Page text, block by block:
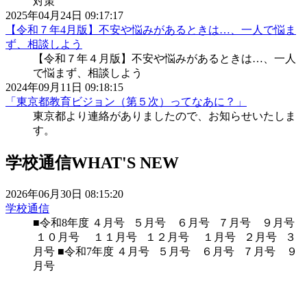
2025年04月24日 09:17:17
【令和７年4月版】不安や悩みがあるときは…、一人で悩ま
ず、相談しよう
【令和７年４月版】不安や悩みがあるときは…、一人
で悩まず、相談しよう
2024年09月11日 09:18:15
「東京都教育ビジョン（第５次）ってなあに？」
東京都より連絡がありましたので、お知らせいたしま
す。
学校通信WHAT'S NEW
2026年06月30日 08:15:20
学校通信
■令和8年度 ４月号 ５月号 ６月号 ７月号 ９月号
１０月号 １１月号 １２月号 １月号 ２月号 ３
月号 ■令和7年度 ４月号 ５月号 ６月号 ７月号 ９
月号